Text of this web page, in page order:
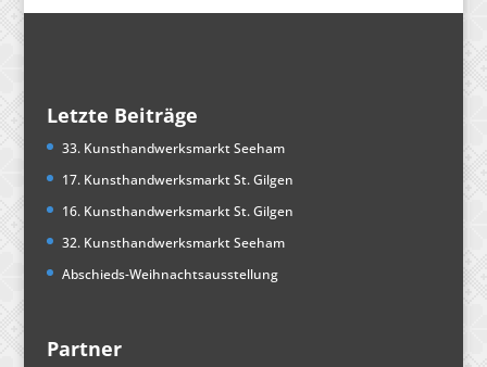
Letzte Beiträge
33. Kunsthandwerksmarkt Seeham
17. Kunsthandwerksmarkt St. Gilgen
16. Kunsthandwerksmarkt St. Gilgen
32. Kunsthandwerksmarkt Seeham
Abschieds-Weihnachtsausstellung
Partner